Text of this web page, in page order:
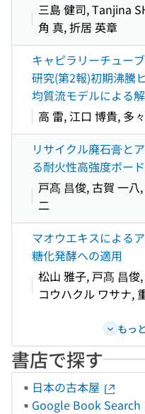
三島 健司, Tanjina
角 真, 折居 英章
キャピラリーチュー
研究(第2報)初期沸騰
均質流モデルによる
高 雷, 江口 博貴, 多
リサイクル廃石膏と
る耐火性高強度ボー
戸髙 昌俊, 古賀 一
二
マオウエキスによる
糖化発酵への適用
松山 雅子, 戸髙 昌俊
コウハクル ワサナ,
もっ
書店で探す
日本の古本屋
Google Book Search